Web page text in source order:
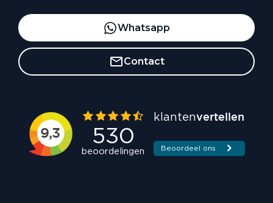
Whatsapp
Contact